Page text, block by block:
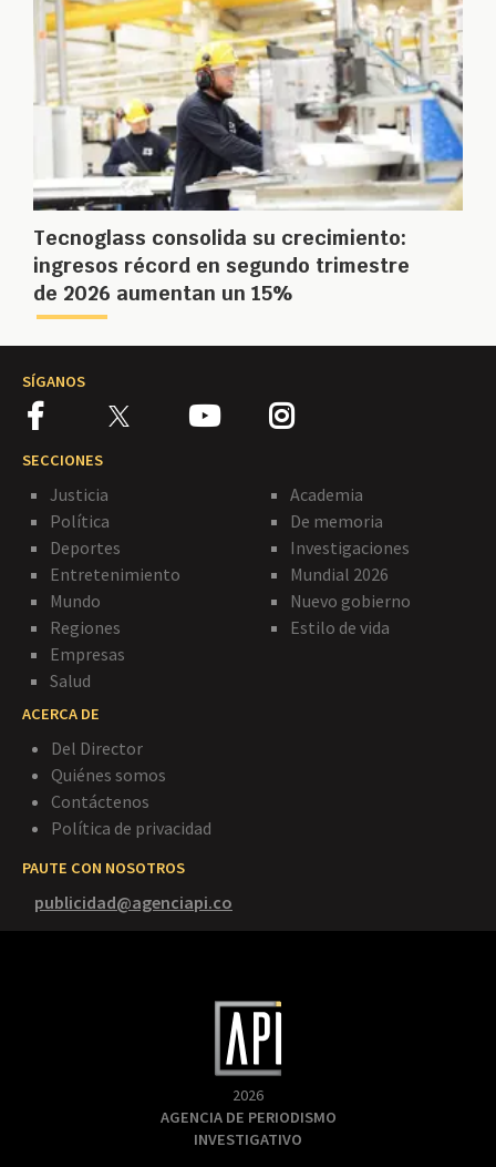
Tecnoglass consolida su crecimiento:
ingresos récord en segundo trimestre
de 2026 aumentan un 15%
SÍGANOS
SECCIONES
Justicia
Política
Deportes
Entretenimiento
Mundo
Regiones
Empresas
Salud
Academia
De memoria
Investigaciones
Mundial 2026
Nuevo gobierno
Estilo de vida
ACERCA DE
Del Director
Quiénes somos
Contáctenos
Política de privacidad
PAUTE CON NOSOTROS
publicidad@agenciapi.co
2026
AGENCIA DE PERIODISMO
INVESTIGATIVO